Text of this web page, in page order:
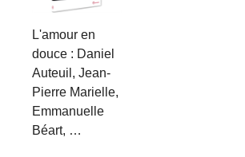
L'amour en
douce : Daniel
Auteuil, Jean-
Pierre Marielle,
Emmanuelle
Béart, …